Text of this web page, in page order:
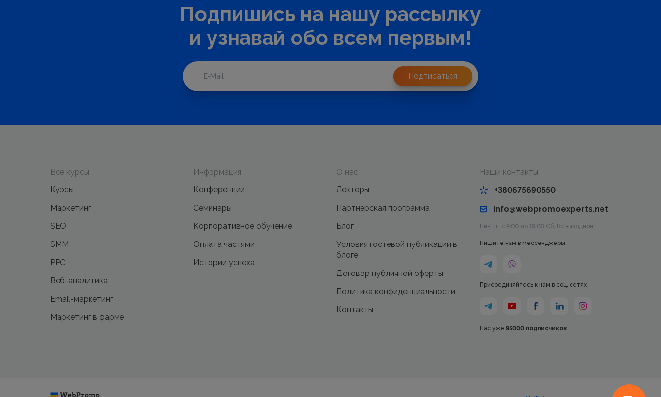
Подпишись на нашу рассылку
и узнавай обо всем первым!
Подписаться
Все курсы
Курсы
Маркетинг
SEO
SMM
PPC
Веб-аналитика
Email-маркетинг
Маркетинг в фарме
Информация
Конференции
Семинары
Корпоративное обучение
Оплата частями
Истории успеха
О нас
Лекторы
Партнерская программа
Блог
Условия гостевой публикации в
блоге
Договор публичной оферты
Политика конфиденциальности
Контакты
Наши контакты
+380675690550
info@webpromoexperts.net
Пн-Пт: с 9:00 до 19:00 Cб, Вс выходной
Пишите нам в мессенджеры
Присоединяйтесь к нам в соц. сетях
Нас уже 95000 подписчиков